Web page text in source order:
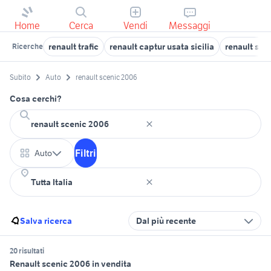
Home Cerca Vendi Messaggi
Ricerche renault trafic renault captur usata sicilia renault
Subito Auto renault scenic 2006
Cosa cerchi?
Auto Filtri
Salva ricerca Dal più recente
20 risultati
Renault scenic 2006 in vendita